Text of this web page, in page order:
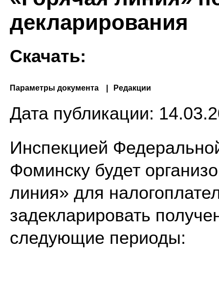
декларирования
Скачать:
Параметры документа Редакции
Дата публикации:
Инспекцией
Фоминску будет
линия» для
задекларировать
следующие периоды: